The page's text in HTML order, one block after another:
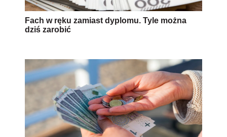
Fach w ręku zamiast dyplomu. Tyle można
dziś zarobić